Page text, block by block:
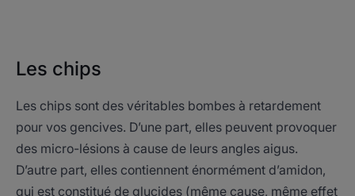
Les chips
Les chips sont des véritables bombes à retardement
pour vos gencives. D’une part, elles peuvent provoquer
des micro-lésions à cause de leurs angles aigus.
D’autre part, elles contiennent énormément d’amidon,
qui est constitué de glucides (même cause, même effet